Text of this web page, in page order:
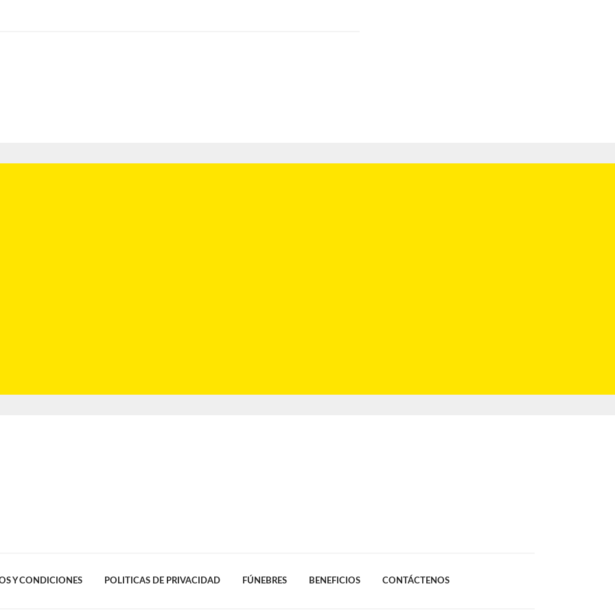
Y CONDICIONES POLITICAS DE PRIVACIDAD FÚNEBRES BENEFICIOS CONTÁCTENOS